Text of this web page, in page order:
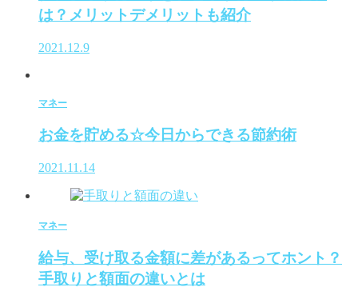
は？メリットデメリットも紹介
2021.12.9
マネー
お金を貯める☆今日からできる節約術
2021.11.14
マネー
給与、受け取る金額に差があるってホント？
手取りと額面の違いとは